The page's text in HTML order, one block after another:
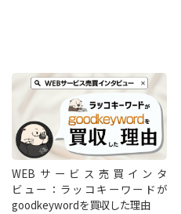
WEBサービス売買インタ
ビュー：ラッコキーワードが
goodkeywordを買収した理由